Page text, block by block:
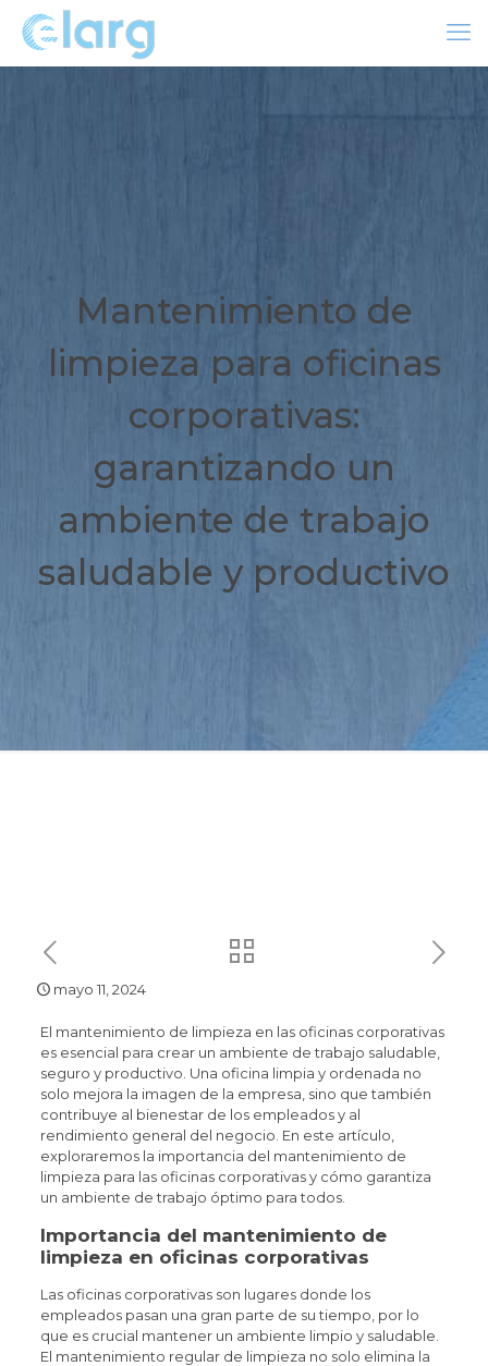
Mantenimiento de
limpieza para oficinas
corporativas:
garantizando un
ambiente de trabajo
saludable y productivo
mayo 11, 2024
El mantenimiento de limpieza en las oficinas corporativas
es esencial para crear un ambiente de trabajo saludable,
seguro y productivo. Una oficina limpia y ordenada no
solo mejora la imagen de la empresa, sino que también
contribuye al bienestar de los empleados y al
rendimiento general del negocio. En este artículo,
exploraremos la importancia del mantenimiento de
limpieza para las oficinas corporativas y cómo garantiza
un ambiente de trabajo óptimo para todos.
Importancia del mantenimiento de
limpieza en oficinas corporativas
Las oficinas corporativas son lugares donde los
empleados pasan una gran parte de su tiempo, por lo
que es crucial mantener un ambiente limpio y saludable.
El mantenimiento regular de limpieza no solo elimina la